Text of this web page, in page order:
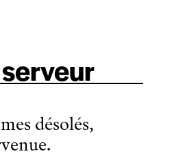
désolés,